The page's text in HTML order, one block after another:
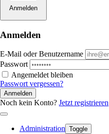
Anmelden
Anmelden
E-Mail oder Benutzername
Passwort
Angemeldet bleiben
Passwort vergessen?
Anmelden
Noch kein Konto? Jetzt registrieren
Administration Toggle